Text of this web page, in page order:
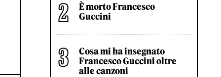
È morto Francesco
Guccini
Cosa mi ha insegnato
Francesco Guccini oltre
alle canzoni